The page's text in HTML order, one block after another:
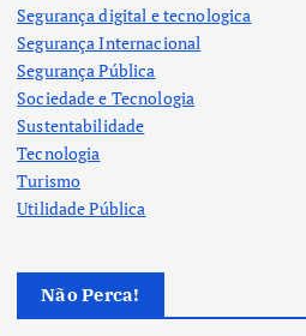
Segurança digital e tecnologica
Segurança Internacional
Segurança Pública
Sociedade e Tecnologia
Sustentabilidade
Tecnologia
Turismo
Utilidade Pública
Não Perca!